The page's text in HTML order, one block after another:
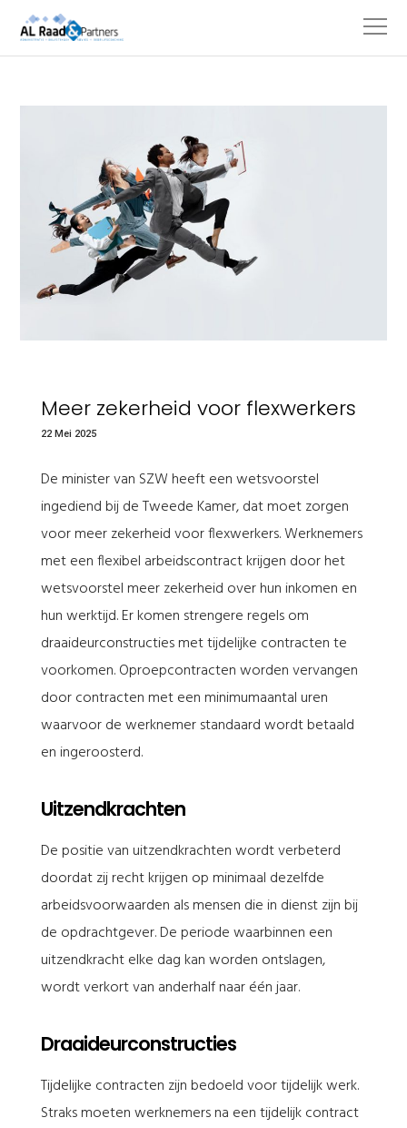
HOME NIEUWS
MEER ZEKERHEID VOOR FLEXWERKERS
Meer zekerheid voor flexwerkers
22 Mei 2025
De minister van SZW heeft een wetsvoorstel
ingediend bij de Tweede Kamer, dat moet zorgen
voor meer zekerheid voor flexwerkers. Werknemers
met een flexibel arbeidscontract krijgen door het
wetsvoorstel meer zekerheid over hun inkomen en
hun werktijd. Er komen strengere regels om
draaideurconstructies met tijdelijke contracten te
voorkomen. Oproepcontracten worden vervangen
door contracten met een minimumaantal uren
waarvoor de werknemer standaard wordt betaald
en ingeroosterd.
Uitzendkrachten
De positie van uitzendkrachten wordt verbeterd
doordat zij recht krijgen op minimaal dezelfde
arbeidsvoorwaarden als mensen die in dienst zijn bij
de opdrachtgever. De periode waarbinnen een
uitzendkracht elke dag kan worden ontslagen,
wordt verkort van anderhalf naar één jaar.
Draaideurconstructies
Tijdelijke contracten zijn bedoeld voor tijdelijk werk.
Straks moeten werknemers na een tijdelijk contract